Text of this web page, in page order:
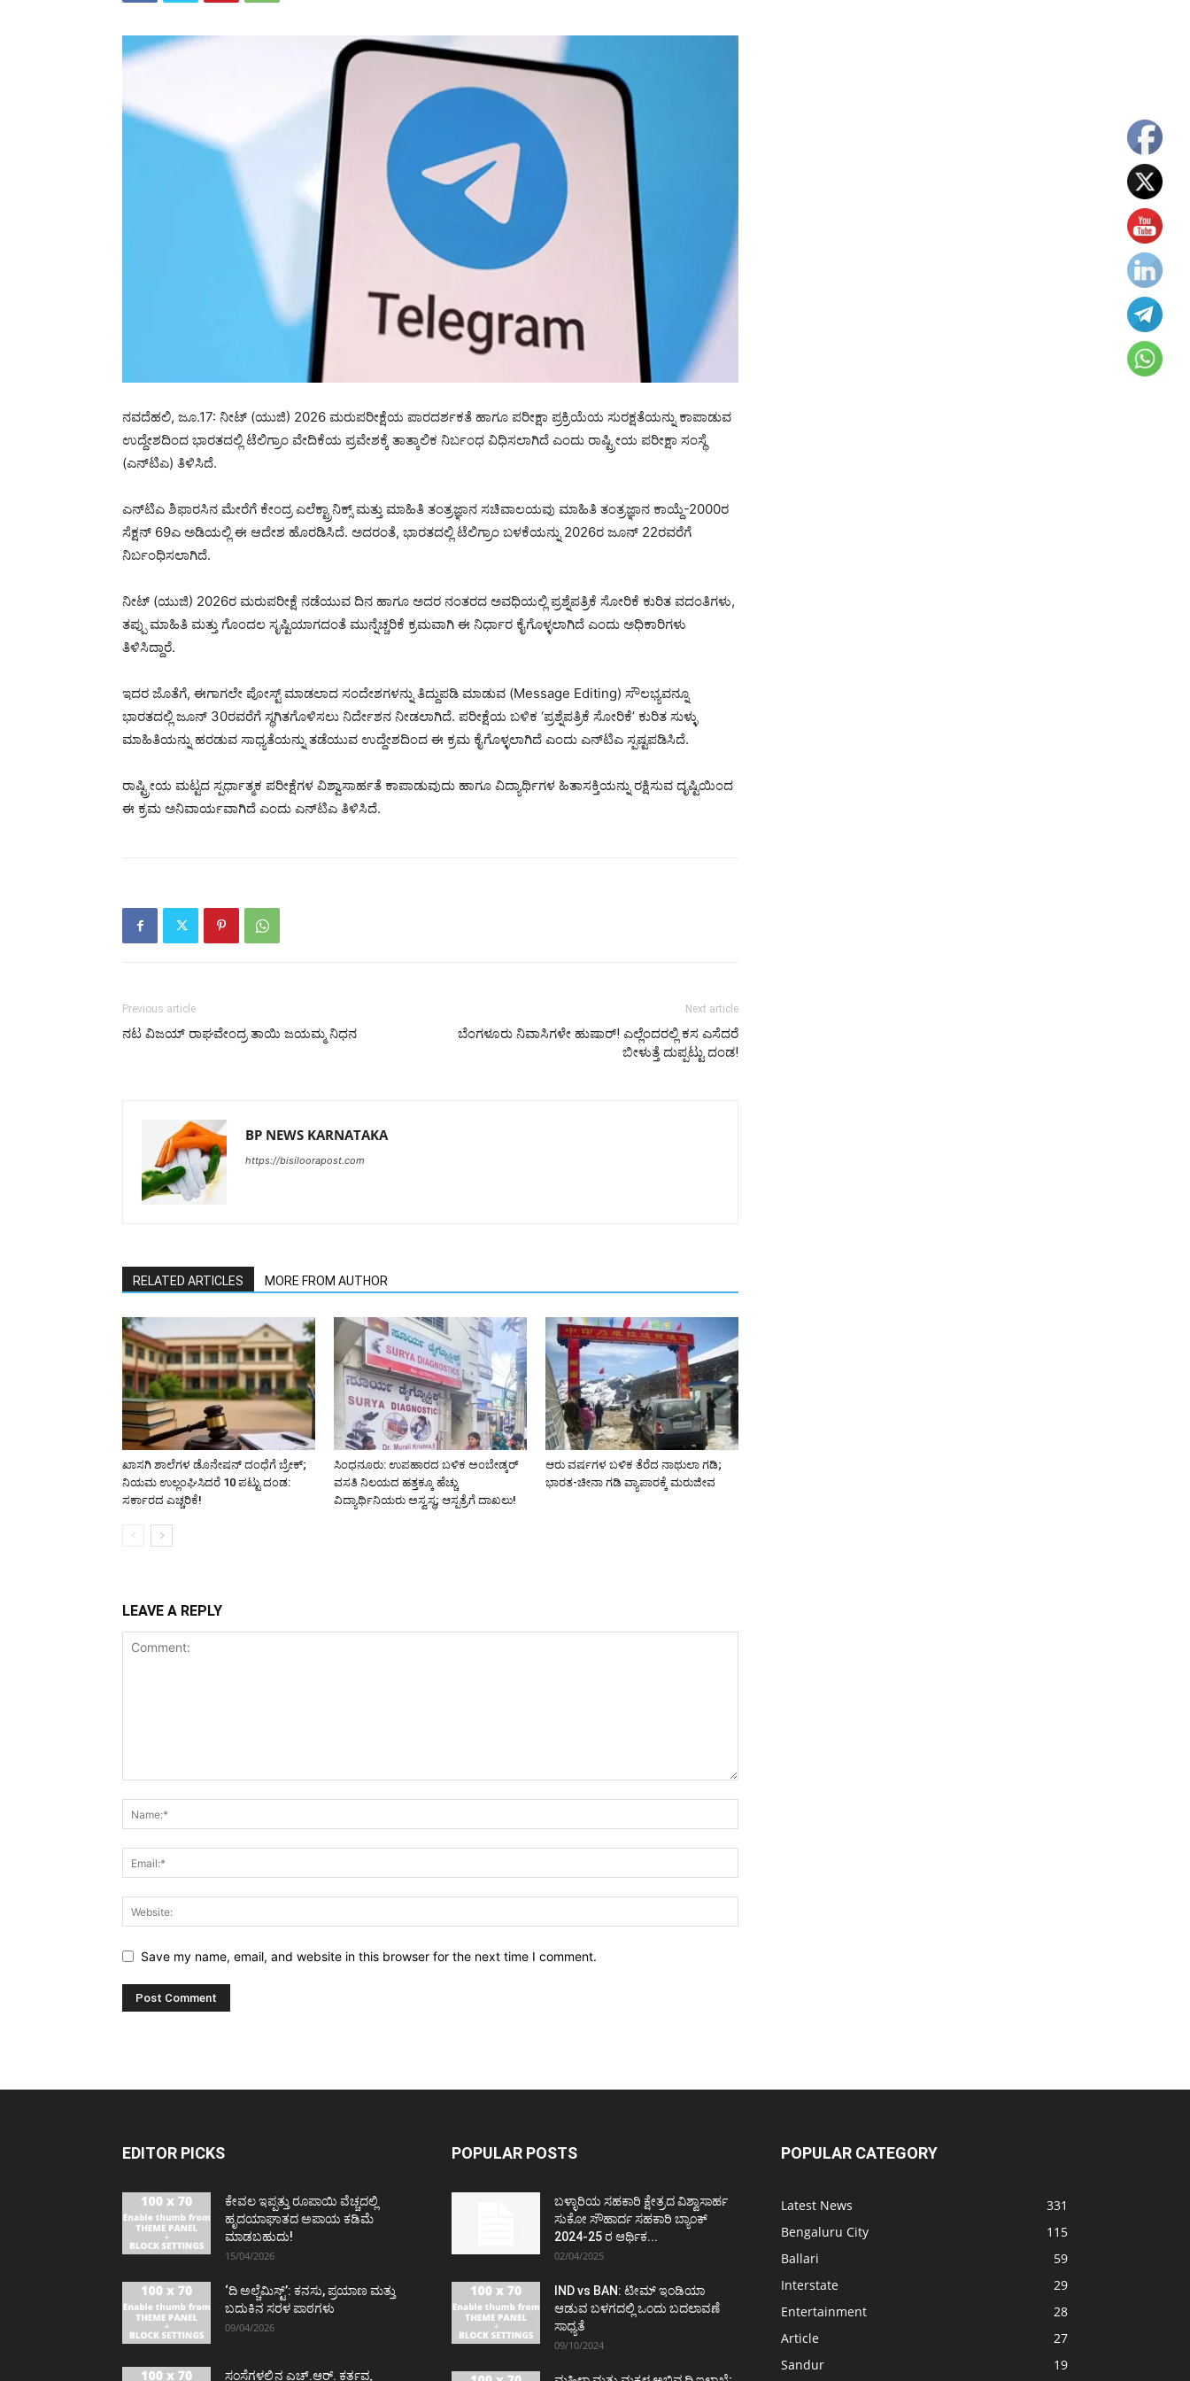
ನವದೆಹಲಿ, ಜೂ.17: ನೀಟ್ (ಯುಜಿ) 2026 ಮರುಪರೀಕ್ಷೆಯ ಪಾರದರ್ಶಕತೆ ಹಾಗೂ ಪರೀಕ್ಷಾ ಪ್ರಕ್ರಿಯೆಯ ಸುರಕ್ಷತೆಯನ್ನು ಕಾಪಾಡುವ
ಉದ್ದೇಶದಿಂದ ಭಾರತದಲ್ಲಿ ಟೆಲಿಗ್ರಾಂ ವೇದಿಕೆಯ ಪ್ರವೇಶಕ್ಕೆ ತಾತ್ಕಾಲಿಕ ನಿರ್ಬಂಧ ವಿಧಿಸಲಾಗಿದೆ ಎಂದು ರಾಷ್ಟ್ರೀಯ ಪರೀಕ್ಷಾ ಸಂಸ್ಥೆ
(ಎನ್‌ಟಿಎ) ತಿಳಿಸಿದೆ.
ಎನ್‌ಟಿಎ ಶಿಫಾರಸಿನ ಮೇರೆಗೆ ಕೇಂದ್ರ ಎಲೆಕ್ಟ್ರಾನಿಕ್ಸ್ ಮತ್ತು ಮಾಹಿತಿ ತಂತ್ರಜ್ಞಾನ ಸಚಿವಾಲಯವು ಮಾಹಿತಿ ತಂತ್ರಜ್ಞಾನ ಕಾಯ್ದೆ-2000ರ
ಸೆಕ್ಷನ್ 69ಎ ಅಡಿಯಲ್ಲಿ ಈ ಆದೇಶ ಹೊರಡಿಸಿದೆ. ಅದರಂತೆ, ಭಾರತದಲ್ಲಿ ಟೆಲಿಗ್ರಾಂ ಬಳಕೆಯನ್ನು 2026ರ ಜೂನ್ 22ರವರೆಗೆ
ನಿರ್ಬಂಧಿಸಲಾಗಿದೆ.
ನೀಟ್ (ಯುಜಿ) 2026ರ ಮರುಪರೀಕ್ಷೆ ನಡೆಯುವ ದಿನ ಹಾಗೂ ಅದರ ನಂತರದ ಅವಧಿಯಲ್ಲಿ ಪ್ರಶ್ನೆಪತ್ರಿಕೆ ಸೋರಿಕೆ ಕುರಿತ ವದಂತಿಗಳು,
ತಪ್ಪು ಮಾಹಿತಿ ಮತ್ತು ಗೊಂದಲ ಸೃಷ್ಟಿಯಾಗದಂತೆ ಮುನ್ನೆಚ್ಚರಿಕೆ ಕ್ರಮವಾಗಿ ಈ ನಿರ್ಧಾರ ಕೈಗೊಳ್ಳಲಾಗಿದೆ ಎಂದು ಅಧಿಕಾರಿಗಳು
ತಿಳಿಸಿದ್ದಾರೆ.
ಇದರ ಜೊತೆಗೆ, ಈಗಾಗಲೇ ಪೋಸ್ಟ್ ಮಾಡಲಾದ ಸಂದೇಶಗಳನ್ನು ತಿದ್ದುಪಡಿ ಮಾಡುವ (Message Editing) ಸೌಲಭ್ಯವನ್ನೂ
ಭಾರತದಲ್ಲಿ ಜೂನ್ 30ರವರೆಗೆ ಸ್ಥಗಿತಗೊಳಿಸಲು ನಿರ್ದೇಶನ ನೀಡಲಾಗಿದೆ. ಪರೀಕ್ಷೆಯ ಬಳಿಕ ‘ಪ್ರಶ್ನೆಪತ್ರಿಕೆ ಸೋರಿಕೆ’ ಕುರಿತ ಸುಳ್ಳು
ಮಾಹಿತಿಯನ್ನು ಹರಡುವ ಸಾಧ್ಯತೆಯನ್ನು ತಡೆಯುವ ಉದ್ದೇಶದಿಂದ ಈ ಕ್ರಮ ಕೈಗೊಳ್ಳಲಾಗಿದೆ ಎಂದು ಎನ್‌ಟಿಎ ಸ್ಪಷ್ಟಪಡಿಸಿದೆ.
ರಾಷ್ಟ್ರೀಯ ಮಟ್ಟದ ಸ್ಪರ್ಧಾತ್ಮಕ ಪರೀಕ್ಷೆಗಳ ವಿಶ್ವಾಸಾರ್ಹತೆ ಕಾಪಾಡುವುದು ಹಾಗೂ ವಿದ್ಯಾರ್ಥಿಗಳ ಹಿತಾಸಕ್ತಿಯನ್ನು ರಕ್ಷಿಸುವ ದೃಷ್ಟಿಯಿಂದ
ಈ ಕ್ರಮ ಅನಿವಾರ್ಯವಾಗಿದೆ ಎಂದು ಎನ್‌ಟಿಎ ತಿಳಿಸಿದೆ.
Previous article
ನಟ ವಿಜಯ್ ರಾಘವೇಂದ್ರ ತಾಯಿ ಜಯಮ್ಮ ನಿಧನ
Next article
ಬೆಂಗಳೂರು ನಿವಾಸಿಗಳೇ ಹುಷಾರ್! ಎಲ್ಲೆಂದರಲ್ಲಿ ಕಸ ಎಸೆದರೆ
ಬೀಳುತ್ತೆ ದುಪ್ಪಟ್ಟು ದಂಡ!
BP NEWS KARNATAKA
https://bisiloorapost.com
RELATED ARTICLES MORE FROM AUTHOR
ಖಾಸಗಿ ಶಾಲೆಗಳ ಡೊನೇಷನ್ ದಂಧೆಗೆ ಬ್ರೇಕ್;
ನಿಯಮ ಉಲ್ಲಂಘಿಸಿದರೆ 10 ಪಟ್ಟು ದಂಡ:
ಸರ್ಕಾರದ ಎಚ್ಚರಿಕೆ!
ಸಿಂಧನೂರು: ಉಪಹಾರದ ಬಳಿಕ ಅಂಬೇಡ್ಕರ್
ವಸತಿ ನಿಲಯದ ಹತ್ತಕ್ಕೂ ಹೆಚ್ಚು
ವಿದ್ಯಾರ್ಥಿನಿಯರು ಅಸ್ವಸ್ಥ; ಆಸ್ಪತ್ರೆಗೆ ದಾಖಲು!
ಆರು ವರ್ಷಗಳ ಬಳಿಕ ತೆರೆದ ನಾಥುಲಾ ಗಡಿ;
ಭಾರತ-ಚೀನಾ ಗಡಿ ವ್ಯಾಪಾರಕ್ಕೆ ಮರುಜೀವ
LEAVE A REPLY
Save my name, email, and website in this browser for the next time I comment.
EDITOR PICKS
ಕೇವಲ ಇಪ್ಪತ್ತು ರೂಪಾಯಿ ವೆಚ್ಚದಲ್ಲಿ
ಹೃದಯಾಘಾತದ ಅಪಾಯ ಕಡಿಮೆ
ಮಾಡಬಹುದು!
15/04/2026
‘ದಿ ಅಲ್ಚೆಮಿಸ್ಟ್’: ಕನಸು, ಪ್ರಯಾಣ ಮತ್ತು
ಬದುಕಿನ ಸರಳ ಪಾಠಗಳು
09/04/2026
ಸಂಸ್ಥೆಗಳಲ್ಲಿನ ಎಚ್.ಆರ್. ಕರ್ತವ್ಯ
POPULAR POSTS
ಬಳ್ಳಾರಿಯ ಸಹಕಾರಿ ಕ್ಷೇತ್ರದ ವಿಶ್ವಾಸಾರ್ಹ
ಸುಕೋ ಸೌಹಾರ್ದ ಸಹಕಾರಿ ಬ್ಯಾಂಕ್
2024-25 ರ ಆರ್ಥಿಕ...
02/04/2025
IND vs BAN: ಟೀಮ್ ಇಂಡಿಯಾ
ಆಡುವ ಬಳಗದಲ್ಲಿ ಒಂದು ಬದಲಾವಣೆ
ಸಾಧ್ಯತೆ
09/10/2024
POPULAR CATEGORY
Latest News
331
Bengaluru City
115
Ballari
59
Interstate
29
Entertainment
28
Article
27
Sandur
19